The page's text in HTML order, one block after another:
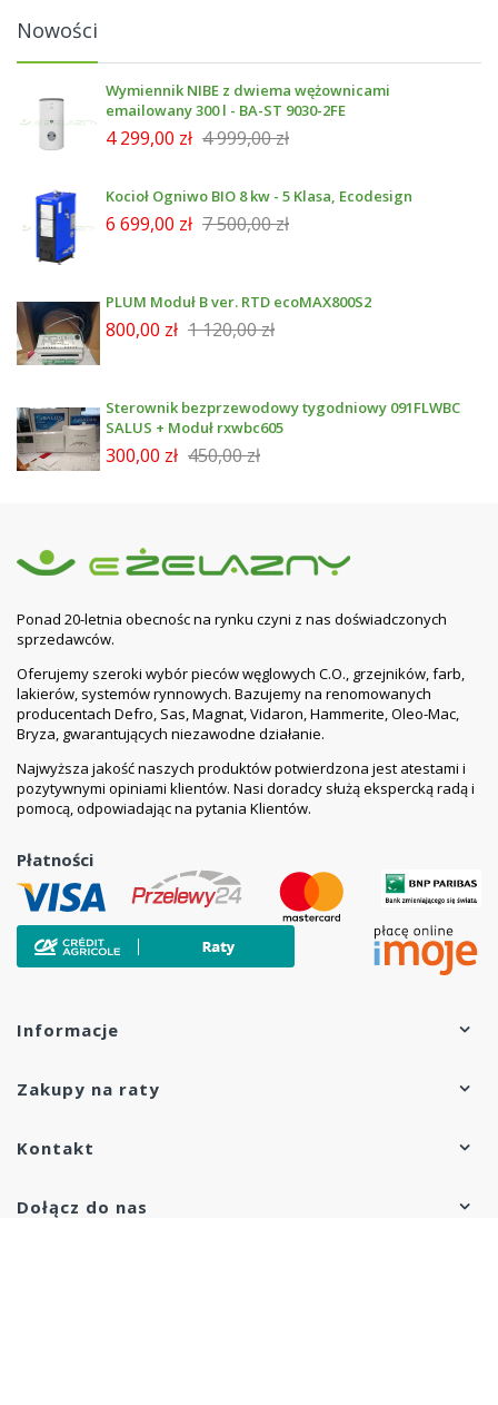
Nowości
Wymiennik NIBE z dwiema wężownicami
emailowany 300 l - BA-ST 9030-2FE
4 299,00 zł 4 999,00 zł
Kocioł Ogniwo BIO 8 kw - 5 Klasa, Ecodesign
6 699,00 zł 7 500,00 zł
PLUM Moduł B ver. RTD ecoMAX800S2
800,00 zł 1 120,00 zł
Sterownik bezprzewodowy tygodniowy 091FLWBC
SALUS + Moduł rxwbc605
300,00 zł 450,00 zł
Ponad 20-letnia obecnośc na rynku czyni z nas doświadczonych
sprzedawców.
Oferujemy szeroki wybór pieców węglowych C.O., grzejników, farb,
lakierów, systemów rynnowych. Bazujemy na renomowanych
producentach Defro, Sas, Magnat, Vidaron, Hammerite, Oleo-Mac,
Bryza, gwarantujących niezawodne działanie.
Najwyższa jakość naszych produktów potwierdzona jest atestami i
pozytywnymi opiniami klientów. Nasi doradcy służą ekspercką radą i
pomocą, odpowiadając na pytania Klientów.
Płatności
Informacje
Zakupy na raty
Kontakt
Dołącz do nas